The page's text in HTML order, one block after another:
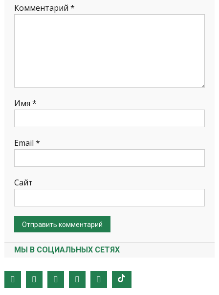
Комментарий *
Имя *
Email *
Сайт
МЫ В СОЦИАЛЬНЫХ СЕТЯХ